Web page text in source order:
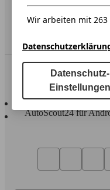
Service
In Verbindung bleiben
AutoScout24 für iOS
AutoScout24 für
Wir arbeiten mit
Datenschutz-
Einstellungen